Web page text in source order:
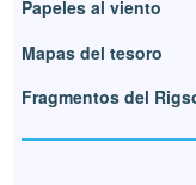
Papeles al viento
Mapas del tesoro
Fragmentos del